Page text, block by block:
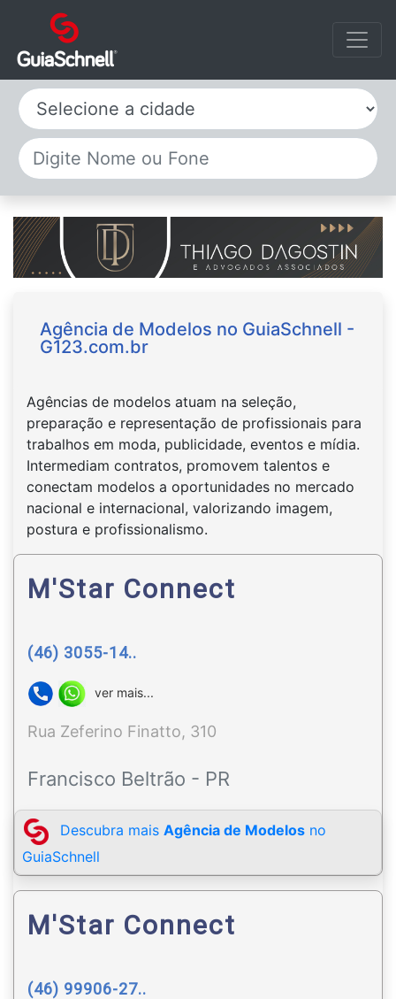
Selecione a cidade
Agência de Modelos no GuiaSchnell -
G123.com.br
Agências de modelos atuam na seleção,
preparação e representação de profissionais para
trabalhos em moda, publicidade, eventos e mídia.
Intermediam contratos, promovem talentos e
conectam modelos a oportunidades no mercado
nacional e internacional, valorizando imagem,
postura e profissionalismo.
M'Star Connect
(46) 3055-14..
ver mais...
Rua Zeferino Finatto, 310
Francisco Beltrão - PR
Descubra mais Agência de Modelos no
GuiaSchnell
M'Star Connect
(46) 99906-27..